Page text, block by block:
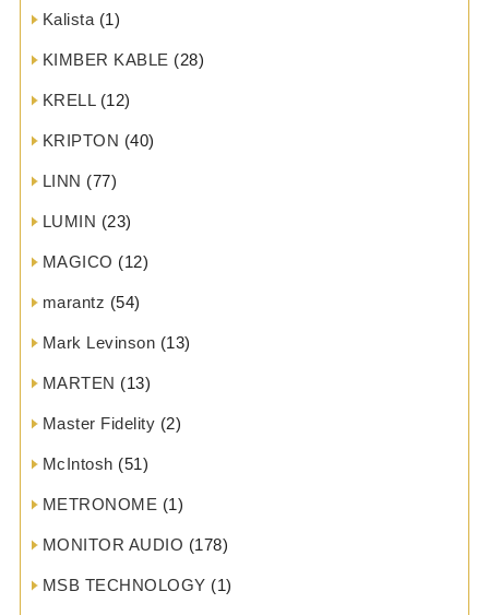
Kalista (1)
KIMBER KABLE (28)
KRELL(12)
KRIPTON (40)
LINN (77)
LUMIN (23)
MAGICO (12)
marantz (54)
Mark Levinson (13)
MARTEN (13)
Master Fidelity (2)
McIntosh (51)
METRONOME (1)
MONITOR AUDIO (178)
MSB TECHNOLOGY (1)